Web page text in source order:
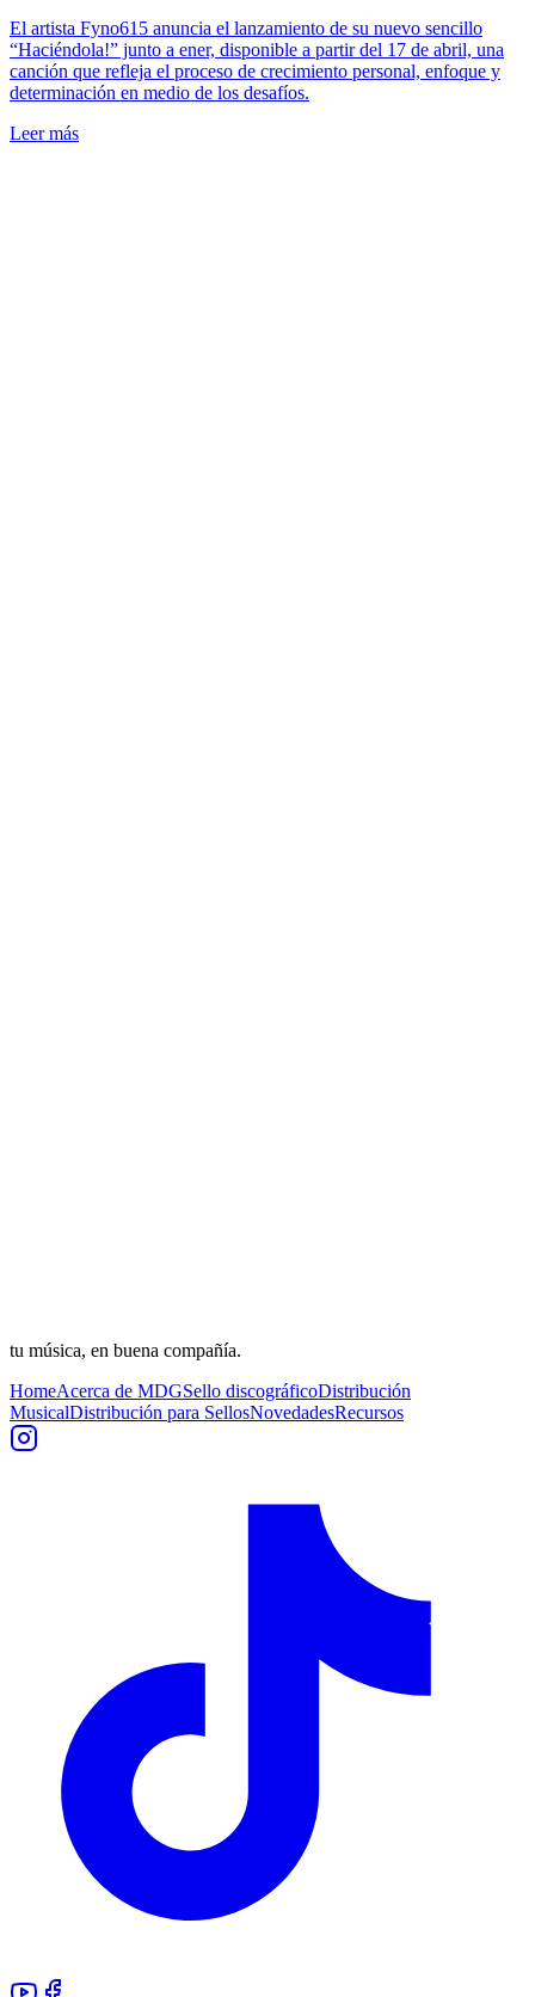
El artista Fyno615 anuncia el lanzamiento de su nuevo sencillo
“Haciéndola!” junto a ener, disponible a partir del 17 de abril, una
canción que refleja el proceso de crecimiento personal, enfoque y
determinación en medio de los desafíos.
Leer más
tu música, en buena compañía.
HomeAcerca de MDGSello discográficoDistribución
MusicalDistribución para SellosNovedadesRecursos